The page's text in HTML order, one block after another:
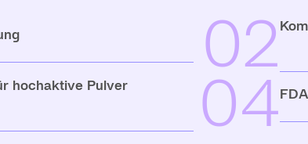
02
hochaktive Pulver 04